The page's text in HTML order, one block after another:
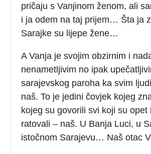
pričaju s Vanjinom ženom, ali
i ja odem na taj prijem… Šta ja
Sarajke su lijepe žene…
A Vanja je svojim obzirnim i
nenametljivim no ipak
sarajevskog paroha ka svim
naš. To je jedini čovjek kojeg
kojeg su govorili svi koji su opet
ratovali – naš. U Banja Luci, u
istočnom Sarajevu… Naš otac